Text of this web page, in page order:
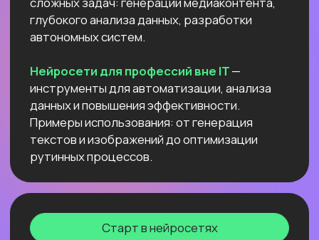
РОССИЙСКИЕ НЕЙРОСЕТИ:
ЛУЧШИЕ ОБНОВЛЕНИЯ
И НОВЫЕ ВОЗМОЖНОСТИ
Разберёмновые впечатляющие
прямо на своём
компьютере
и не переживать
о безопасности данных и плохом
интернете
Узнать подробнее
ПО СОЗДАНИЮ
ВИЗУАЛЬНОГО КОНТЕНТА С
⚡ За один эфир соберем пакет
визуального контента с 0, без бюджета